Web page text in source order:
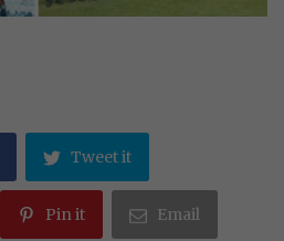
Tweet it
Pin it Email